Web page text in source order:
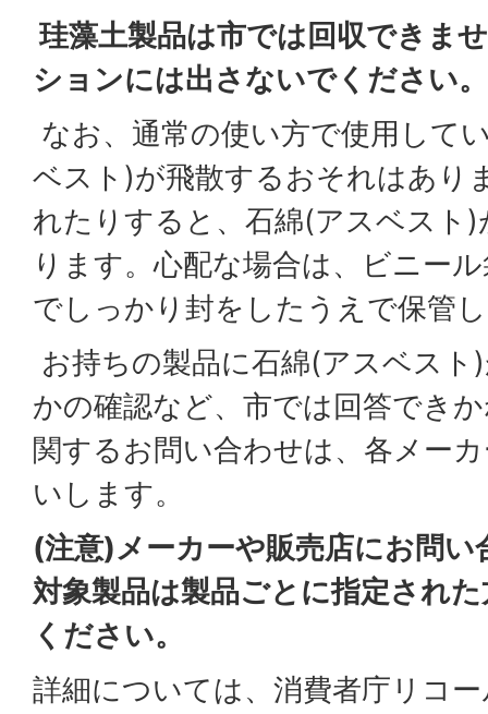
珪藻土製品は市では回収できま
ションには出さないでください。
なお、通常の使い方で使用して
ベスト)が飛散するおそれはあり
れたりすると、石綿(アスベスト
ります。心配な場合は、ビニー
でしっかり封をしたうえで保管
お持ちの製品に石綿(アスベス
かの確認など、市では回答でき
関するお問い合わせは、各メー
いします。
(注意)メーカーや販売店にお問
対象製品は製品ごとに指定され
ください。
詳細については、消費者庁リコ